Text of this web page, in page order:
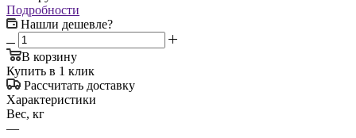
Подробности
Нашли дешевле?
В корзину
Купить в 1 клик
Рассчитать доставку
Характеристики
Вес, кг
—